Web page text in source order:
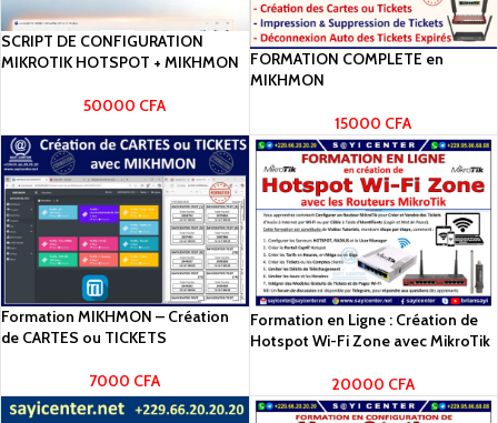
SCRIPT DE CONFIGURATION
MIKROTIK HOTSPOT + MIKHMON
50000 CFA
FORMATION COMPLETE en
MIKHMON
15000 CFA
Formation MIKHMON – Création
de CARTES ou TICKETS
7000 CFA
Formation en Ligne : Création de
Hotspot Wi-Fi Zone avec MikroTik
20000 CFA